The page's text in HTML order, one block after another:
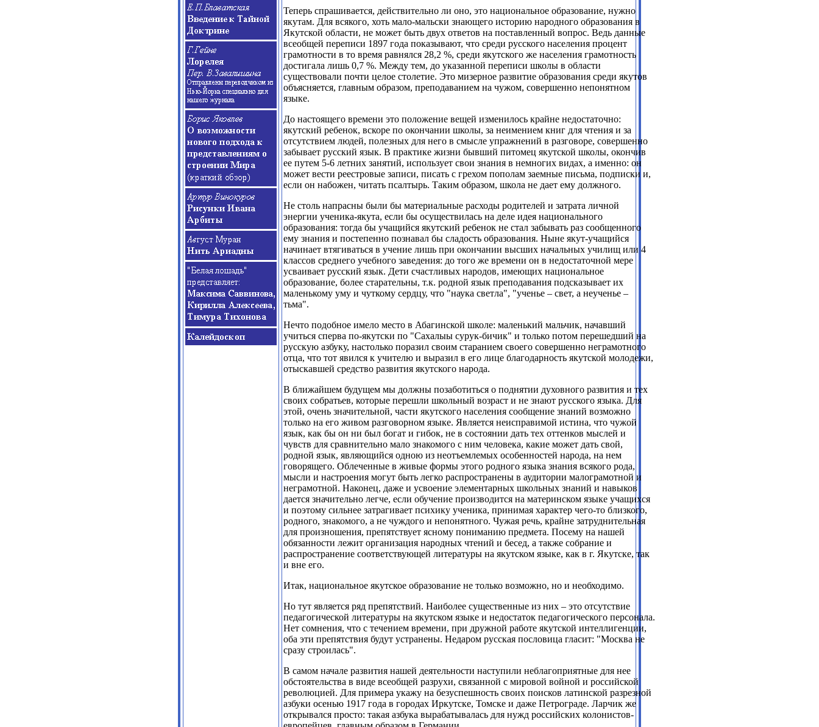
Теперь спрашивается, действительно ли оно, это национальное образование, нужно
якутам. Для всякого, хоть мало-мальски знающего историю народного образования в
Якутской области, не может быть двух ответов на поставленный вопрос. Ведь данные
всеобщей переписи 1897 года показывают, что среди русского населения процент
грамотности в то время равнялся 28,2 %, среди якутского же населения грамотность
достигала лишь 0,7 %. Между тем, до указанной переписи школы в области
существовали почти целое столетие. Это мизерное развитие образования среди якутов
объясняется, главным образом, преподаванием на чужом, совершенно непонятном
языке.
До настоящего времени это положение вещей изменилось крайне недостаточно:
якутский ребенок, вскоре по окончании школы, за неимением книг для чтения и за
отсутствием людей, полезных для него в смысле упражнений в разговоре, совершенно
забывает русский язык. В практике жизни бывший питомец якутской школы, окончив
ее путем 5-6 летних занятий, использует свои знания в немногих видах, а именно: он
может вести реестровые записи, писать с грехом пополам заемные письма, подписки и,
если он набожен, читать псалтырь. Таким образом, школа не дает ему должного.
Не столь напрасны были бы материальные расходы родителей и затрата личной
энергии ученика-якута, если бы осуществилась на деле идея национального
образования: тогда бы учащийся якутский ребенок не стал забывать раз сообщенного
ему знания и постепенно познавал бы сладость образования. Ныне якут-учащийся
начинает втягиваться в учение лишь при окончании высших начальных училищ или 4
классов среднего учебного заведения: до того же времени он в недостаточной мере
усваивает русский язык. Дети счастливых народов, имеющих национальное
образование, более старательны, т.к. родной язык преподавания подсказывает их
маленькому уму и чуткому сердцу, что "наука светла", "ученье – свет, а неученье –
тьма".
Нечто подобное имело место в Абагинской школе: маленький мальчик, начавший
учиться сперва по-якутски по "Сахалыы сурук-бичик" и только потом перешедший на
русскую азбуку, настолько поразил своим старанием своего совершенно неграмотного
отца, что тот явился к учителю и выразил в его лице благодарность якутской молодежи,
отыскавшей средство развития якутского народа.
В ближайшем будущем мы должны позаботиться о поднятии духовного развития и тех
своих собратьев, которые перешли школьный возраст и не знают русского языка. Для
этой, очень значительной, части якутского населения сообщение знаний возможно
только на его живом разговорном языке. Является неисправимой истина, что чужой
язык, как бы он ни был богат и гибок, не в состоянии дать тех оттенков мыслей и
чувств для сравнительно мало знакомого с ним человека, какие может дать свой,
родной язык, являющийся одною из неотъемлемых особенностей народа, на нем
говорящего. Облеченные в живые формы этого родного языка знания всякого рода,
мысли и настроения могут быть легко распространены в аудитории малограмотной и
неграмотной. Наконец, даже и усвоение элементарных школьных знаний и навыков
дается значительно легче, если обучение производится на материнском языке учащихся
и поэтому сильнее затрагивает психику ученика, принимая характер чего-то близкого,
родного, знакомого, а не чуждого и непонятного. Чужая речь, крайне затруднительная
для произношения, препятствует ясному пониманию предмета. Посему на нашей
обязанности лежит организация народных чтений и бесед, а также собрание и
распространение соответствующей литературы на якутском языке, как в г. Якутске, так
и вне его.
Итак, национальное якутское образование не только возможно, но и необходимо.
Но тут является ряд препятствий. Наиболее существенные из них – это отсутствие
педагогической литературы на якутском языке и недостаток педагогического персонала.
Нет сомнения, что с течением времени, при дружной работе якутской интеллигенции,
оба эти препятствия будут устранены. Недаром русская пословица гласит: "Москва не
сразу строилась".
В самом начале развития нашей деятельности наступили неблагоприятные для нее
обстоятельства в виде всеобщей разрухи, связанной с мировой войной и российской
революцией. Для примера укажу на безуспешность своих поисков латинской разрезной
азбуки осенью 1917 года в городах Иркутске, Томске и даже Петрограде. Ларчик же
открывался просто: такая азбука вырабатывалась для нужд российских колонистов-